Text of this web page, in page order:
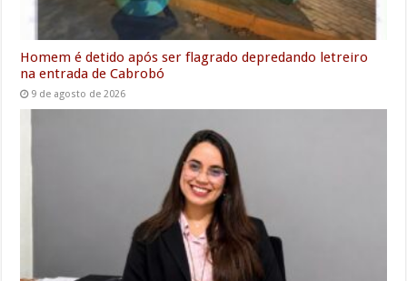
Homem é detido após ser flagrado depredando letreiro
na entrada de Cabrobó
9 de agosto de 2026